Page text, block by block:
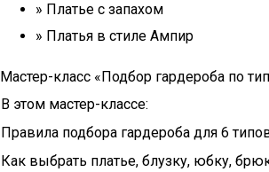
» Платье с запахом
» Платья в стиле Ампир
Мастер-класс «Подбор гардероба по
В этом мастер-классе:
Правила подбора гардероба для 6
Как выбрать платье, блузку, юбку,